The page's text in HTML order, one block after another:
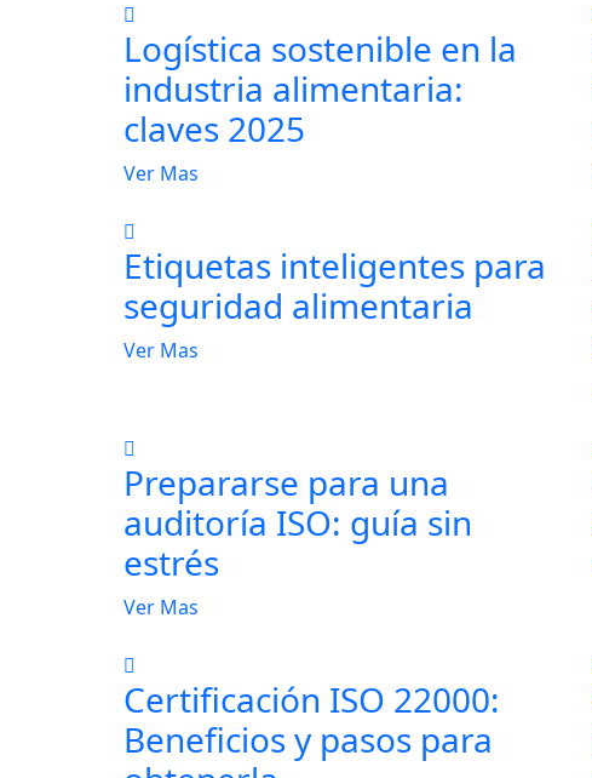
Logística sostenible en la
industria alimentaria:
claves 2025
Ver Mas
Etiquetas inteligentes para
seguridad alimentaria
Ver Mas
Prepararse para una
auditoría ISO: guía sin
estrés
Ver Mas
Certificación ISO 22000:
Beneficios y pasos para